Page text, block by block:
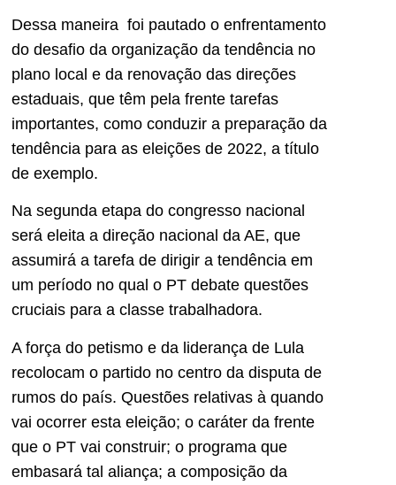
Dessa maneira foi pautado o enfrentamento
do desafio da organização da tendência no
plano local e da renovação das direções
estaduais, que têm pela frente tarefas
importantes, como conduzir a preparação da
tendência para as eleições de 2022, a título
de exemplo.
Na segunda etapa do congresso nacional
será eleita a direção nacional da AE, que
assumirá a tarefa de dirigir a tendência em
um período no qual o PT debate questões
cruciais para a classe trabalhadora.
A força do petismo e da liderança de Lula
recolocam o partido no centro da disputa de
rumos do país. Questões relativas à quando
vai ocorrer esta eleição; o caráter da frente
que o PT vai construir; o programa que
embasará tal aliança; a composição da